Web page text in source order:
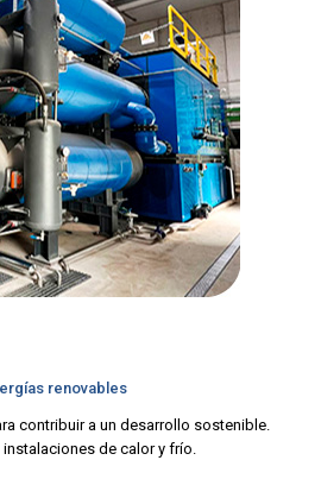
renovables
contribuir a un desarrollo sostenible.
de calor y frío.